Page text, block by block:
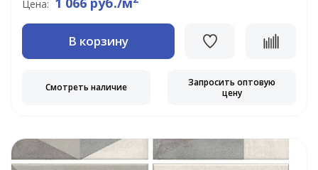
Цена:
В корзину
Смотреть наличие
Запросить оптовую
цену